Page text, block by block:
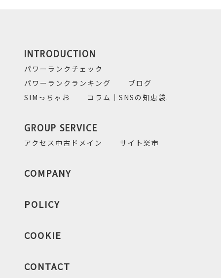
INTRODUCTION
パワーランクチェック
パワーランクランキング
ブログ
SIMっちゃお
コラム｜SNSの知恵袋.
GROUP SERVICE
アクセス中古ドメイン サイト楽市
COMPANY
POLICY
COOKIE
CONTACT